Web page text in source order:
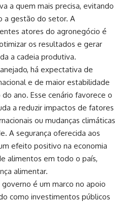
a quem mais precisa, evitando
a gestão do setor. A
atores do agronegócio é
os resultados e gerar
a cadeia produtiva.
há expectativa de
e de maior estabilidade
ano. Esse cenário favorece o
a reduzir impactos de fatores
ou mudanças climáticas
A segurança oferecida aos
efeito positivo na economia
alimentos em todo o país,
alimentar.
é um marco no apoio
como investimentos públicos